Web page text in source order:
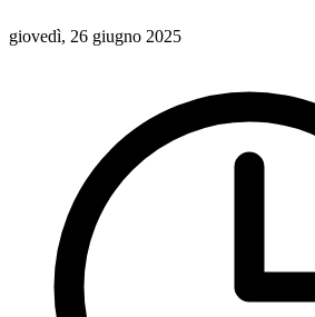
giovedì, 26 giugno 2025